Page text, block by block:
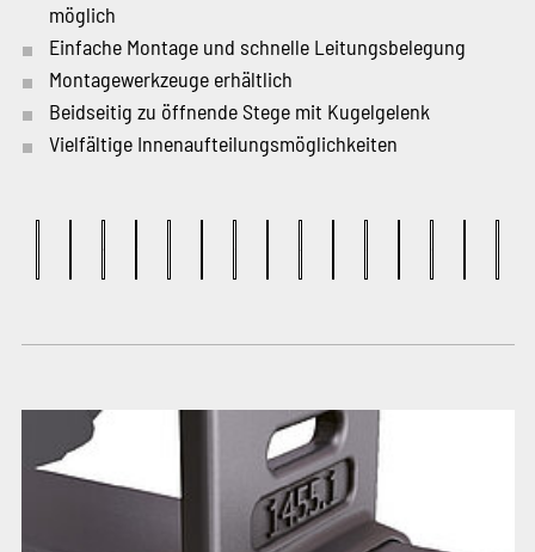
möglich
Einfache Montage und schnelle Leitungsbelegung
Montagewerkzeuge erhältlich
Beidseitig zu öffnende Stege mit Kugelgelenk
Vielfältige Innenaufteilungsmöglichkeiten